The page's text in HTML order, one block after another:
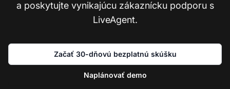
a poskytujte vynikajúcu zákaznícku podporu s
LiveAgent.
Začať 30-dňovú bezplatnú skúšku
Naplánovať demo